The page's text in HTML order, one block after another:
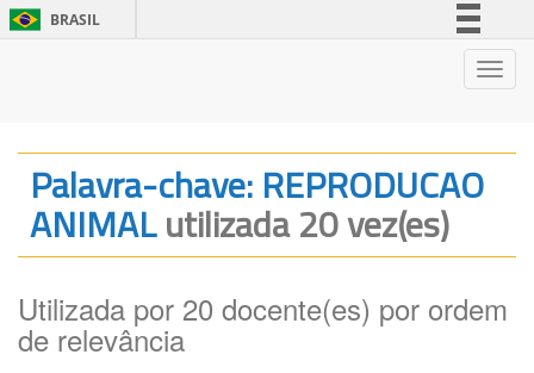
BRASIL
Legislação
Canais
Palavra-chave: REPRODUCAO
ANIMALutilizada 20 vez(es)
Utilizada por 20 docente(es) por ordem
de relevância